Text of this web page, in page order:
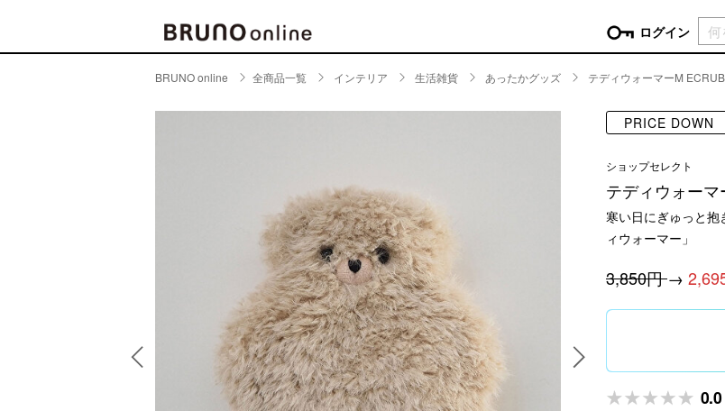
ログイン
ログイン
パスワードをお忘れの方はこちら＞
新規会員登録
CONTENTS
特集一覧
ランキング
食器
キッチンツール
キッチンファブリック
インテリア
時計
生活家電
家具・収納
ファブリック
ピクニックアイテム
ランチボックス・弁当箱
ランチバッグ・クーラートート
水筒
その他ピクニックアイテム
ビューティー
スキンケア・フェ
ボディケア
アロマ
BRUNO online 全商品一覧 インテリア 生活雑貨 あったかグッズ テディウォーマーM
PRICE DOWN
ショップセレクト
テディウォー
寒い日にぎゅっと
ィウォーマー」
3,850円→
0.0